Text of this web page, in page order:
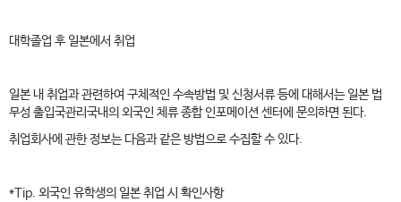
대학졸업 후 일본에서 취업
일본 내 취업과 관련하여 구체적인 수속방법 및 신청서류 등에 대해서는 일본 법
무성 출입국관리국내의 외국인 체류 종합 인포메이션 센터에 문의하면 된다.
취업회사에 관한 정보는 다음과 같은 방법으로 수집할 수 있다.
*Tip. 외국인 유학생의 일본 취업 시 확인사항